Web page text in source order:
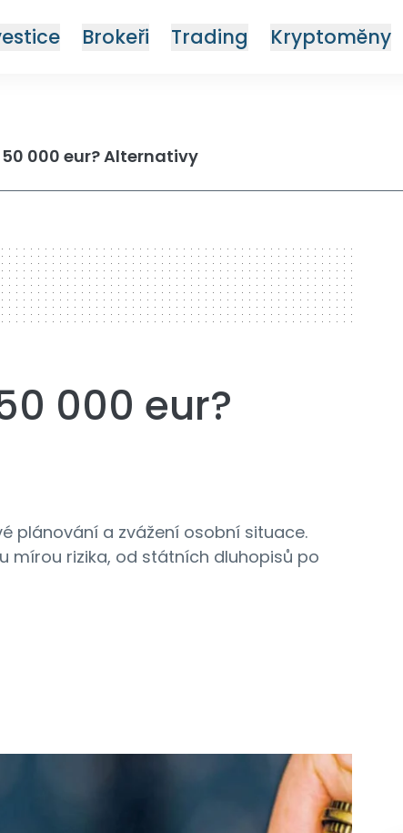
Brokeři Trading Kryptoměny
000 eur? Alternativy
000 eur?
plánování a zvážení osobní situace.
mírou rizika, od státních dluhopisů po